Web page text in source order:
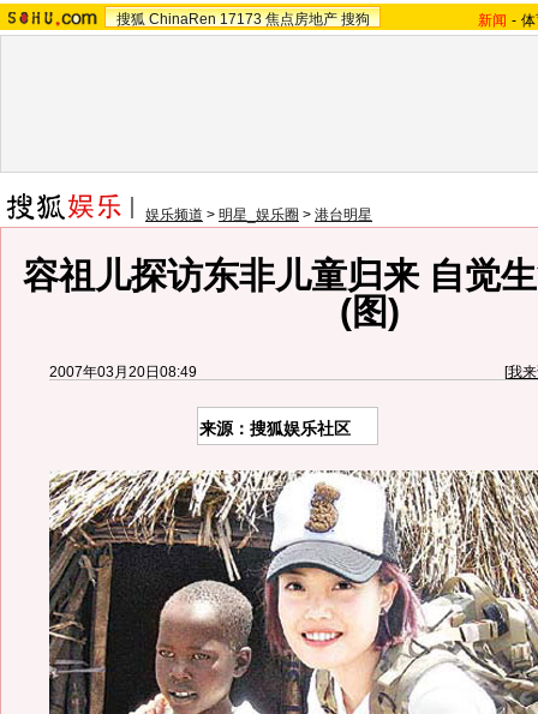
搜狐 ChinaRen 17173 焦点房地产 搜狗 新闻 -
娱乐频道 > 明星_娱乐圈 > 港台明星
容祖儿探访东非儿童归来 自觉
(图)
2007年03月20日08:49 [我
来源：搜狐娱乐社区